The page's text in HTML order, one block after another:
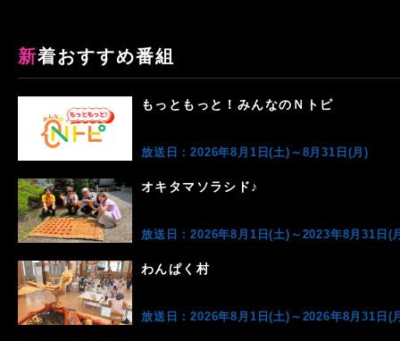
新着おすすめ番組
もっともっと！みんなのＮトピ
放送日：2026年8月1日(土)～8月31日(月)
オキタマソラシド♪
放送日：2026年8月1日(土)～2023年8月31日(
わんぱく村
放送日：2026年8月1日(土)～2026年8月31日(